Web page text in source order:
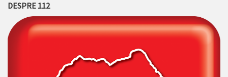
DESPRE 112